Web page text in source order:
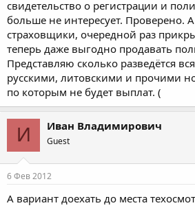
свидетельство о регистрации и
больше не интересует. Проверено.
страховщики, очередной раз
теперь даже выгодно продавать
Представляю сколько разведётся
русскими, литовскими и прочими
по которым не будет выплат. (
И Иван Владимирович
Guest
6 Фев 2012
А вариант доехать до места